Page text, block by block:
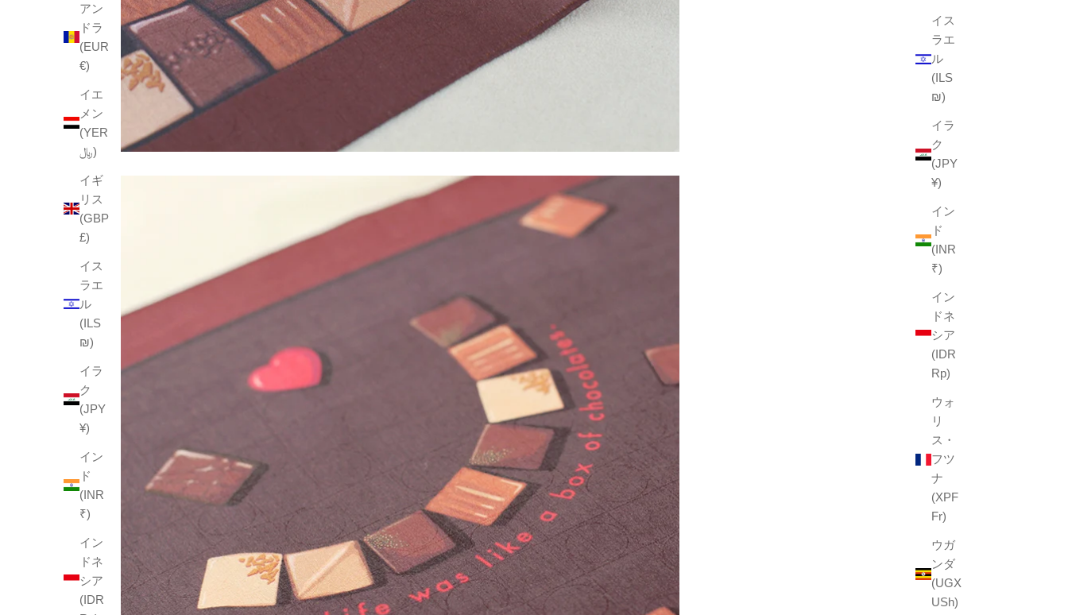
イス
ラエ
ル
(ILS
₪)
イラ
ク
(JPY
¥)
イン
ド
(INR
₹)
イン
ドネ
シア
(IDR
Rp)
ウォ
リ
ス・
フツ
ナ
(XPF
Fr)
ウガ
ンダ
(UGX
USh)
アン
ドラ
(EUR
€)
イエ
メン
(YER
﷼)
イギ
リス
(GBP
£)
イス
ラエ
ル
(ILS
₪)
イラ
ク
(JPY
¥)
イン
ド
(INR
₹)
イン
ドネ
シア
(IDR